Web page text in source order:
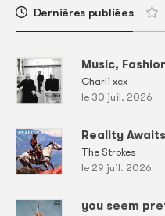
Dernières publiées
Music,
Charli xcx
le 30 juil. 2026
Reality Awaits
The Strokes
le 29 juil. 2026
you seem